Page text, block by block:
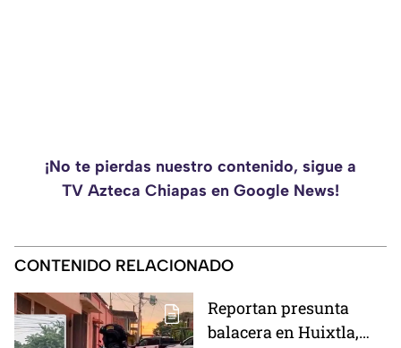
¡No te pierdas nuestro contenido, sigue a
TV Azteca Chiapas en Google News!
CONTENIDO RELACIONADO
Reportan presunta
balacera en Huixtla,